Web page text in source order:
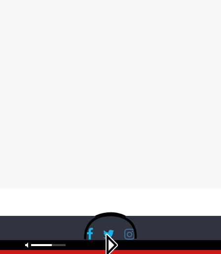
Copyright © 2026RadioBanglaNet. All rights reserved.